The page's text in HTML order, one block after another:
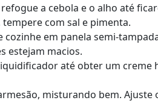
a cebola e o alho até
com sal e pimenta.
cozinhe em panela semi-
estejam macios.
até obter um creme
misturando bem. Ajuste